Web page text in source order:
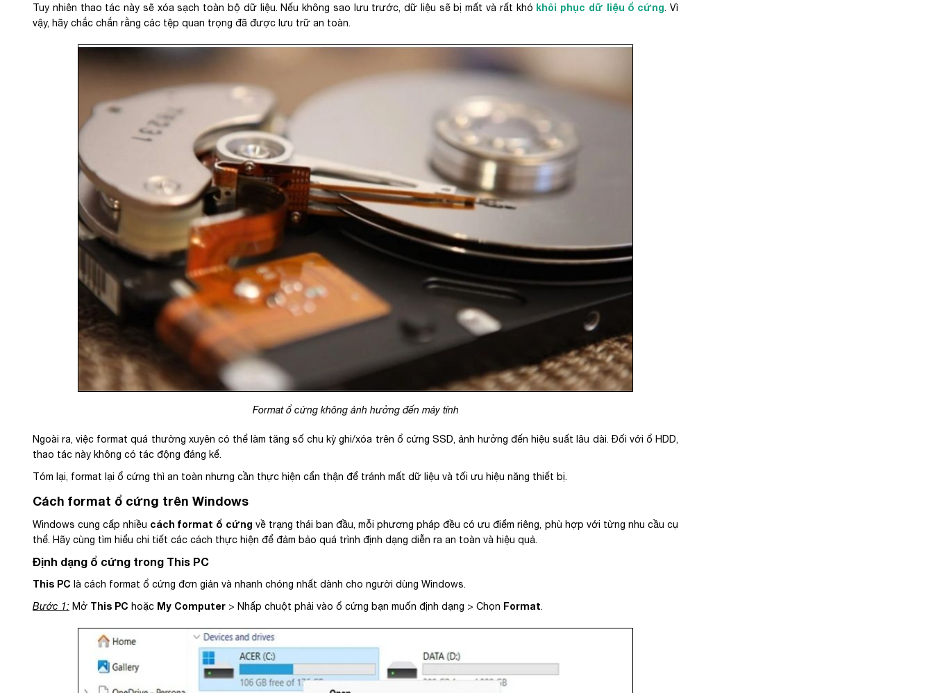
Tuy nhiên thao tác này sẽ xóa sạch toàn bộ dữ liệu. Nếu không sao lưu trước, dữ liệu sẽ bị mất và rất khó khôi phục dữ liệu ổ cứng. Vì
vậy, hãy chắc chắn rằng các tệp quan trọng đã được lưu trữ an toàn.
Format ổ cứng không ảnh hưởng đến máy tính
Ngoài ra, việc format quá thường xuyên có thể làm tăng số chu kỳ ghi/xóa trên ổ cứng SSD, ảnh hưởng đến hiệu suất lâu dài. Đối với ổ HDD,
thao tác này không có tác động đáng kể.
Tóm lại, format lại ổ cứng thì an toàn nhưng cần thực hiện cẩn thận để tránh mất dữ liệu và tối ưu hiệu năng thiết bị.
Cách format ổ cứng trên Windows
Windows cung cấp nhiều cách format ổ cứng về trạng thái ban đầu, mỗi phương pháp đều có ưu điểm riêng, phù hợp với từng nhu cầu cụ
thể. Hãy cùng tìm hiểu chi tiết các cách thực hiện để đảm bảo quá trình định dạng diễn ra an toàn và hiệu quả.
Định dạng ổ cứng trong This PC
This PC là cách format ổ cứng đơn giản và nhanh chóng nhất dành cho người dùng Windows.
Bước 1: Mở This PC hoặc My Computer > Nhấp chuột phải vào ổ cứng bạn muốn định dạng > Chọn Format.